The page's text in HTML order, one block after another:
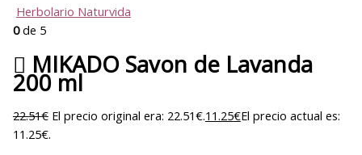
Herbolario Naturvida
0de 5
 MIKADO Savon de Lavanda
200 ml
22.51€ El precio original era: 22.51€.11.25€El precio actual es:
11.25€.